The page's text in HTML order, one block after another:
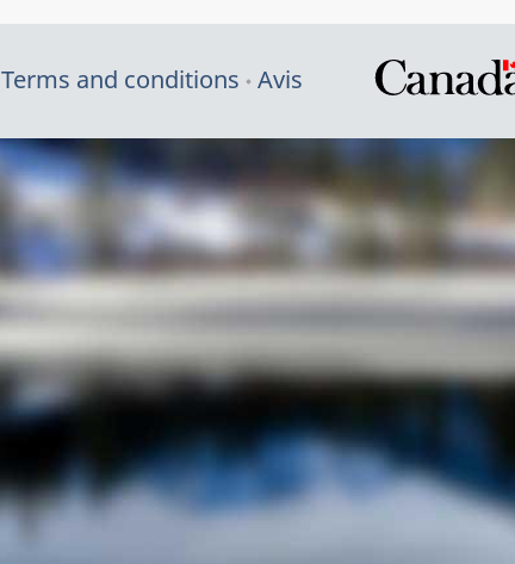
Terms and conditions Avis